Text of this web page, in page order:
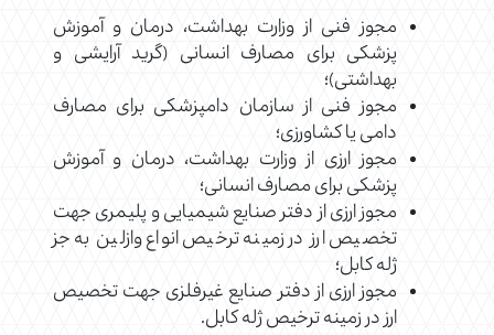
مجوز فنی از وزارت بهداشت، درمان و آموزش
پزشکی برای مصارف انسانی (گرید آرایشی و
بهداشتی)؛
مجوز فنی از سازمان دامپزشکی برای مصارف
دامی یا کشاورزی؛
مجوز ارزی از وزارت بهداشت، درمان و آموزش
پزشکی برای مصارف انسانی؛
مجوز ارزی از دفتر صنایع شیمیایی و پلیمری جهت
تخصیص ارز در زمینه ترخیص انواع وازلین به جز
ژله کابل؛
مجوز ارزی از دفتر صنایع غیرفلزی جهت تخصیص
ارز در زمینه ترخیص ژله کابل.